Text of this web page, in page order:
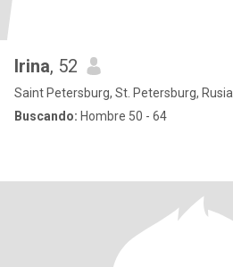
Irina, 52
Saint Petersburg, St. Petersburg, Rusia
Buscando: Hombre 50 - 64